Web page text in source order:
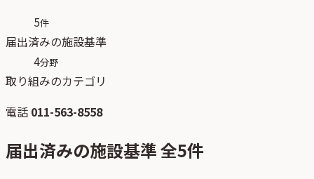
5件
届出済みの施設基準
4分野
取り組みのカテゴリ
電話 011-563-8558
届出済みの施設基準 全5件